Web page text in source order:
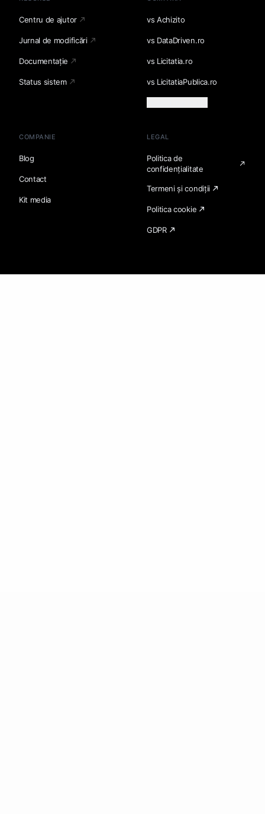
Centru de ajutor
Jurnal de modificări
Documentație
Status sistem
vs Achizito
vs DataDriven.ro
vs Licitatia.ro
vs LicitatiaPublica.ro
COMPANIE
Blog
Contact
Kit media
LEGAL
Politica de
confidențialitate
Termeni și condiții
Politica cookie
GDPR